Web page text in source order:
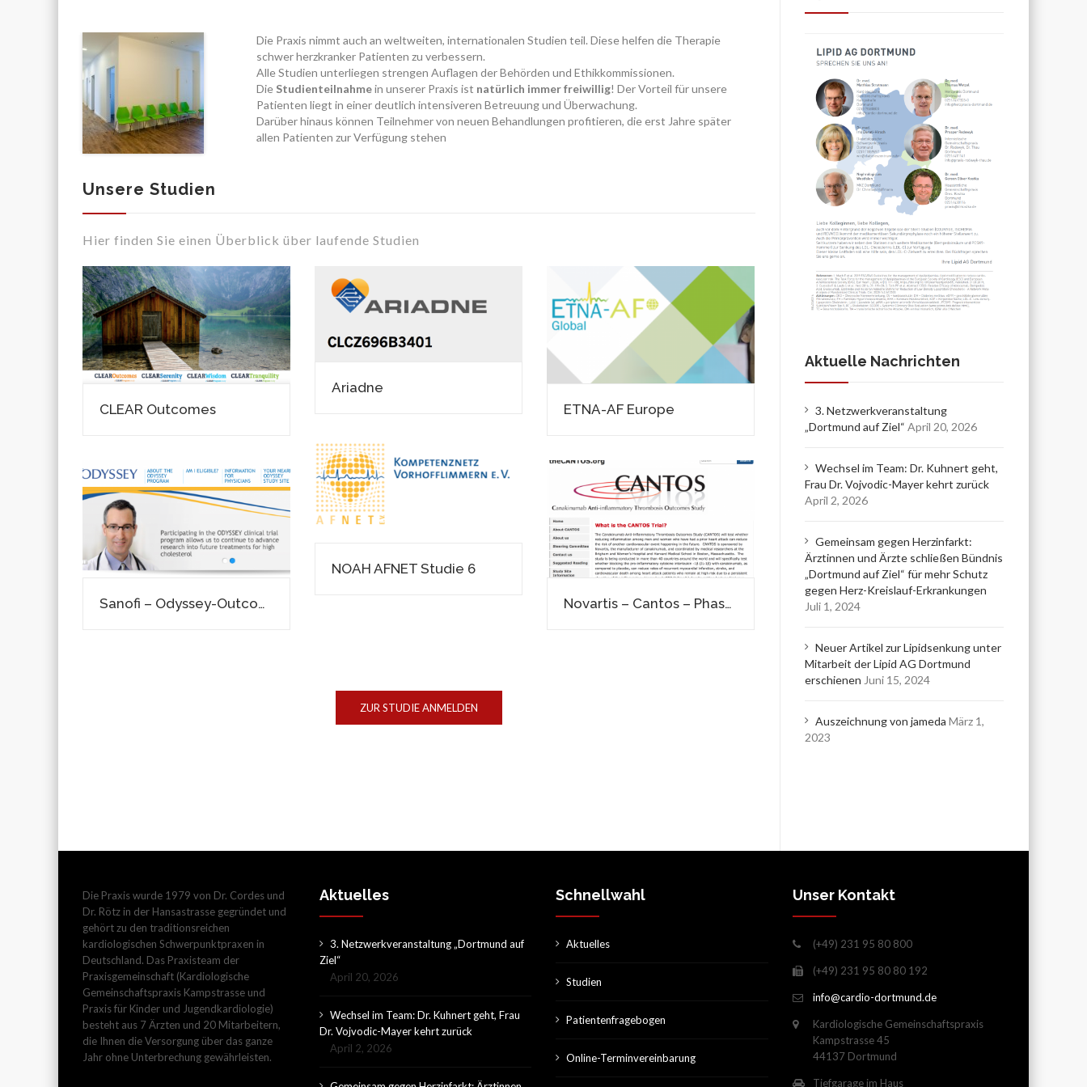
Die Praxis nimmt auch an weltweiten, internationalen Studien teil. Diese helfen die Therapie
schwer herzkranker Patienten zu verbessern.
Alle Studien unterliegen strengen Auflagen der Behörden und Ethikkommissionen.
Die Studienteilnahmein unserer Praxis ist natürlich immer freiwillig! Der Vorteil für unsere
Patienten liegt in einer deutlich intensiveren Betreuung und Überwachung.
Darüber hinaus können Teilnehmer von neuen Behandlungen profitieren, die erst Jahre später
allen Patienten zur Verfügung stehen
Unsere Studien
Hier finden Sie einen Überblick über laufende Studien
CLEAR Outcomes
Ariadne
ETNA-AF Europe
NOAH AFNET Studie 6
Sanofi – Odyssey-Outcome – Phase 3 Studie Novartis – Cantos – Phase 3 Studie
ZUR STUDIE ANMELDEN
Aktuelle Nachrichten
3. Netzwerkveranstaltung
„Dortmund auf Ziel“ April 20, 2026
Wechsel im Team: Dr. Kuhnert geht,
Frau Dr. Vojvodic-Mayer kehrt zurück
April 2, 2026
Gemeinsam gegen Herzinfarkt:
Ärztinnen und Ärzte schließen Bündnis
„Dortmund auf Ziel“ für mehr Schutz
gegen Herz-Kreislauf-Erkrankungen
Juli 1, 2024
Neuer Artikel zur Lipidsenkung unter
Mitarbeit der Lipid AG Dortmund
erschienen Juni 15, 2024
Auszeichnung von jameda März 1,
2023
Die Praxis wurde 1979 von Dr. Cordes und
Dr. Rötz in der Hansastrasse gegründet und
gehört zu den traditionsreichen
kardiologischen Schwerpunktpraxen in
Deutschland. Das Praxisteam der
Praxisgemeinschaft (Kardiologische
Gemeinschaftspraxis Kampstrasse und
Praxis für Kinder und Jugendkardiologie)
besteht aus 7 Ärzten und 20 Mitarbeitern,
die Ihnen die Versorgung über das ganze
Jahr ohne Unterbrechung gewährleisten.
Aktuelles
3. Netzwerkveranstaltung „Dortmund auf
Ziel“
April 20, 2026
Wechsel im Team: Dr. Kuhnert geht, Frau
Dr. Vojvodic-Mayer kehrt zurück
April 2, 2026
Schnellwahl
Aktuelles
Studien
Patientenfragebogen
Online-Terminvereinbarung
Unser Kontakt
(+49) 231 95 80 800
(+49) 231 95 80 80 192
info@cardio-dortmund.de
Kardiologische Gemeinschaftspraxis
Kampstrasse 45
44137 Dortmund
Tiefgarage im Haus